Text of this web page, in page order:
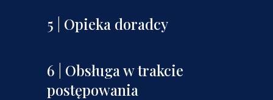
5 | Opieka doradcy
6 | Obsługa w trakcie
postępowania